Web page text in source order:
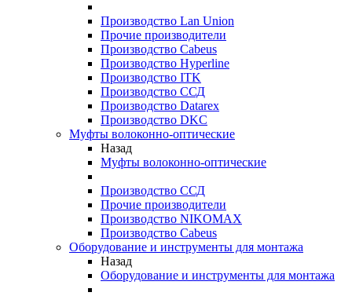
Производство Lan Union
Прочие производители
Производство Cabeus
Производство Hyperline
Производство ITK
Производство ССД
Производство Datarex
Производство DKC
Муфты волоконно-оптические
Назад
Муфты волоконно-оптические
Производство ССД
Прочие производители
Производство NIKOMAX
Производство Cabeus
Оборудование и инструменты для монтажа
Назад
Оборудование и инструменты для монтажа